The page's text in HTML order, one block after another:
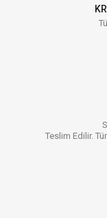
Teslim Edilir.